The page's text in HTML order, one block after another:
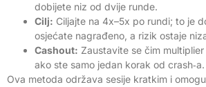
dobijete niz od dvije runde.
Cilj: Ciljajte na 4x–5x po rundi; to je
osjećate nagrađeno, a rizik ostaje
Cashout: Zaustavite se čim
ako ste samo jedan korak od crash‑a.
Ova metoda održava sesije kratkim i